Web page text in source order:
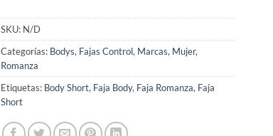
SKU: N/D
Categorías: Bodys, Fajas Control, Marcas, Mujer,
Romanza
Etiquetas: Body Short, Faja Body, Faja Romanza, Faja
Short